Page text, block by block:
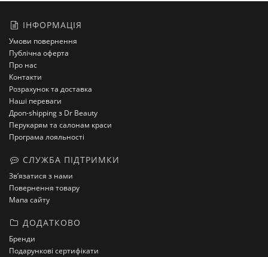
ІНФОРМАЦІЯ
Умови повернення
Публічна оферта
Про нас
Контакти
Розрахунок та доставка
Наші переваги
Дроп-shipping з Dr Beauty
Перукарям та салонам краси
Програма лояльності
СЛУЖБА ПІДТРИМКИ
Зв’язатися з нами
Повернення товару
Мапа сайту
ДОДАТКОВО
Бренди
Подарункові сертифікати